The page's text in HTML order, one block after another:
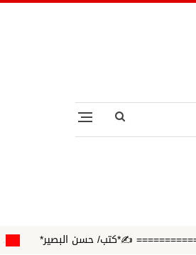
حسن البصير* حين ينفصل العلم